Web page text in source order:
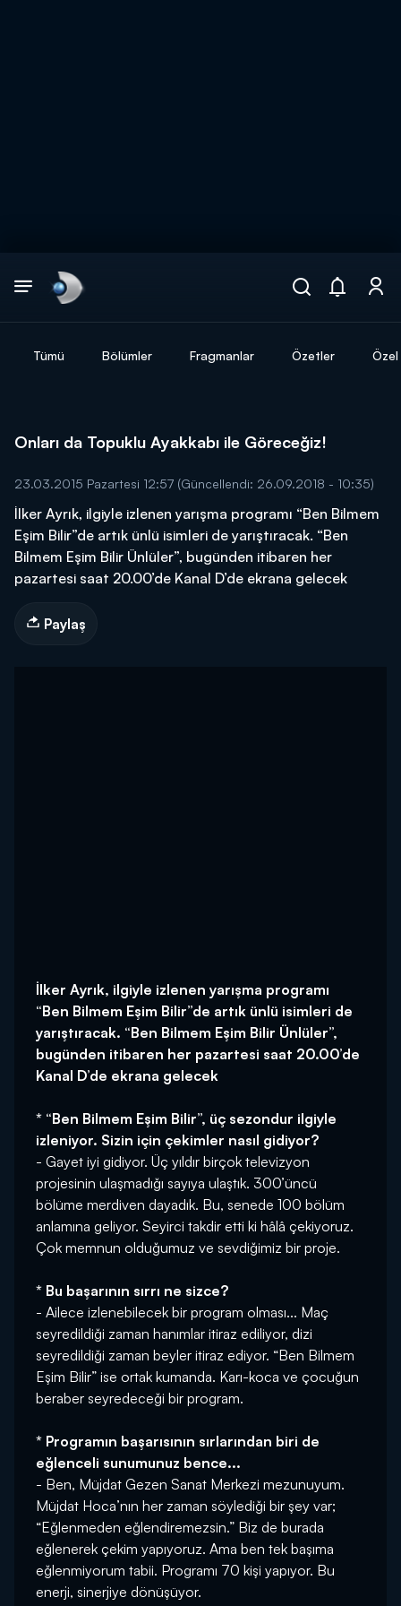
Tümü Bölümler Fragmanlar Özetler
Onları da Topuklu Ayakkabı ile Göreceğiz!
23.03.2015 Pazartesi 12:57 (Güncellendi: 26.09.2018 - 10:35)
İlker Ayrık, ilgiyle izlenen yarışma programı “Ben Bilmem
Eşim Bilir”de artık ünlü isimleri de yarıştıracak. “Ben
Bilmem Eşim Bilir Ünlüler”, bugünden itibaren her
pazartesi saat 20.00’de Kanal D’de ekrana gelecek
Paylaş
İlker Ayrık, ilgiyle izlenen yarışma programı
“Ben Bilmem Eşim Bilir”de artık ünlü isimleri de
yarıştıracak. “Ben Bilmem Eşim Bilir Ünlüler”,
bugünden itibaren her pazartesi saat 20.00’de
Kanal D’de ekrana gelecek
* “Ben Bilmem Eşim Bilir”, üç sezondur ilgiyle
izleniyor. Sizin için çekimler nasıl gidiyor?
- Gayet iyi gidiyor. Üç yıldır birçok televizyon
projesinin ulaşmadığı sayıya ulaştık. 300’üncü
bölüme merdiven dayadık. Bu, senede 100 bölüm
anlamına geliyor. Seyirci takdir etti ki hâlâ çekiyoruz.
Çok memnun olduğumuz ve sevdiğimiz bir proje.
* Bu başarının sırrı ne sizce?
- Ailece izlenebilecek bir program olması... Maç
seyredildiği zaman hanımlar itiraz ediliyor, dizi
seyredildiği zaman beyler itiraz ediyor. “Ben Bilmem
Eşim Bilir” ise ortak kumanda. Karı-koca ve çocuğun
beraber seyredeceği bir program.
* Programın başarısının sırlarından biri de
eğlenceli sunumunuz bence...
- Ben, Müjdat Gezen Sanat Merkezi mezunuyum.
Müjdat Hoca’nın her zaman söylediği bir şey var;
“Eğlenmeden eğlendiremezsin.” Biz de burada
eğlenerek çekim yapıyoruz. Ama ben tek başıma
eğlenmiyorum tabii. Programı 70 kişi yapıyor. Bu
enerji, sinerjiye dönüşüyor.